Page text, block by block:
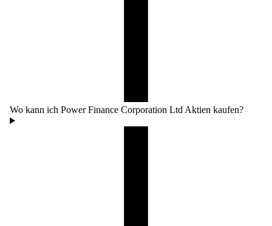
Wo kann ich Power Finance Corporation Ltd Aktien kaufen?